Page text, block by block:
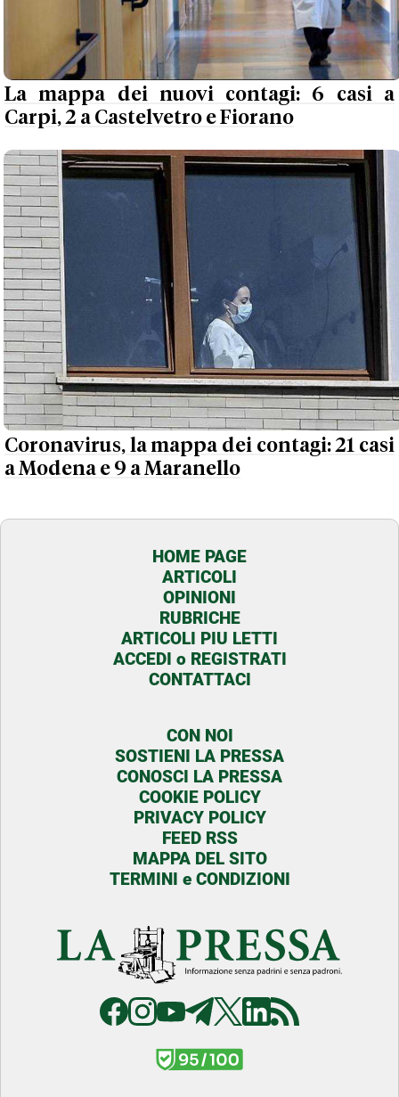
La mappa dei nuovi contagi: 6 casi a
Carpi, 2 a Castelvetro e Fiorano
Coronavirus, la mappa dei contagi: 21 casi
a Modena e 9 a Maranello
HOME PAGE
ARTICOLI
OPINIONI
RUBRICHE
ARTICOLI PIU LETTI
ACCEDI o REGISTRATI
CONTATTACI
CON NOI
SOSTIENI LA PRESSA
CONOSCI LA PRESSA
COOKIE POLICY
PRIVACY POLICY
FEED RSS
MAPPA DEL SITO
TERMINI e CONDIZIONI